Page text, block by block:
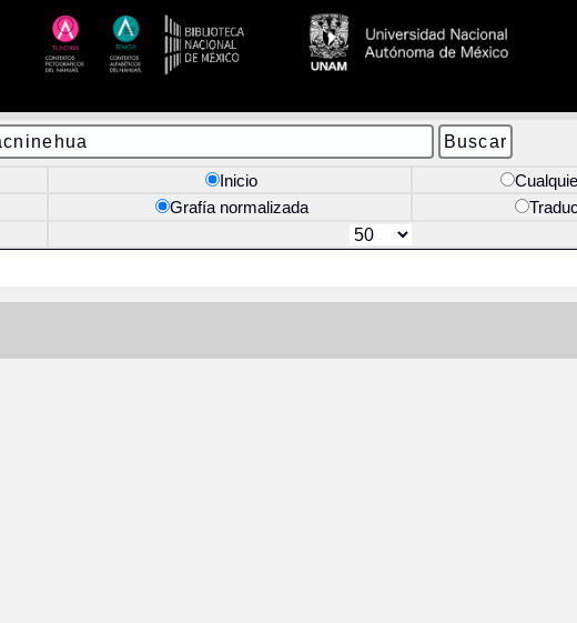
Inicio
Grafía normalizada